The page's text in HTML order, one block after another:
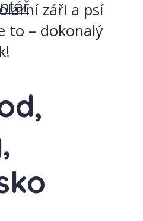
záři a psí
to – dokonalý